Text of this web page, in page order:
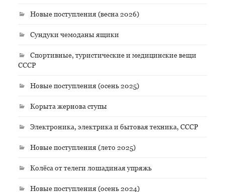
Новые поступления (весна 2026)
Сундуки чемоданы ящики
Спортивные, туристические и медицинские вещи
СССР
Новые поступления (осень 2025)
Корыта жернова ступы
Электроника, электрика и бытовая техника, СССР
Новые поступления (лето 2025)
Колёса от телеги лошадиная упряжь
Новые поступления (осень 2024)